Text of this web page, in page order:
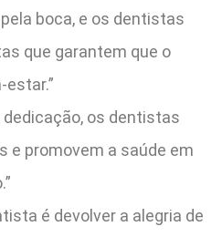
boca, e os dentistas
que garantem que o
dedicação, os dentistas
e promovem a saúde em
é devolver a alegria de